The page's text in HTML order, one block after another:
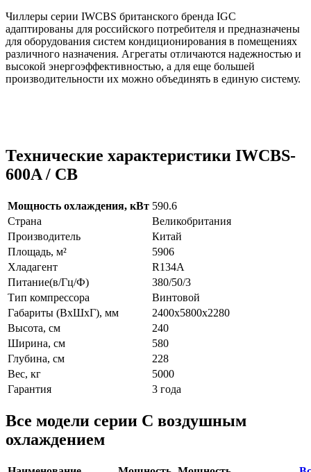
Чиллеры серии IWCBS британского бренда IGC
адаптированы для российского потребителя и предназначены
для оборудования систем кондиционирования в помещениях
различного назначения. Агрегаты отличаются надежностью и
высокой энергоэффективностью, а для еще большей
производительности их можно объединять в единую систему.
Технические характеристики IWCBS-
600A / CB
Мощность охлаждения, кВт 590.6
Страна
Великобритания
Производитель
Китай
Площадь, м²
5906
Хладагент
R134A
Питание(в/Гц/Ф)
380/50/3
Тип компрессора
Винтовой
Габариты (ВxШxГ), мм
2400х5800х2280
Высота, см
240
Ширина, см
580
Глубина, см
228
Вес, кг
5000
Гарантия
3 года
Все модели серии С воздушным
охлаждением